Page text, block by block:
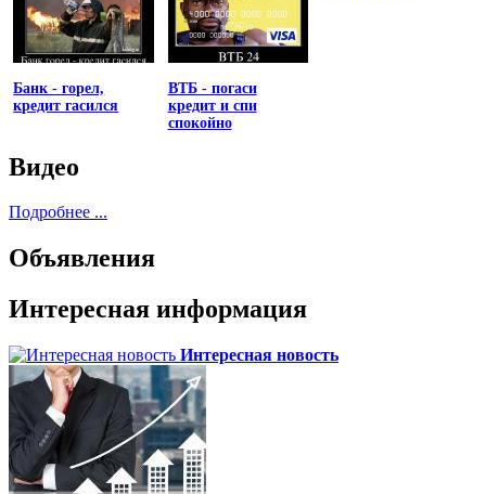
Банк - горел,
кредит гасился
ВТБ - погаси
кредит и спи
спокойно
Видео
Подробнее ...
Объявления
Интересная информация
Интересная новость